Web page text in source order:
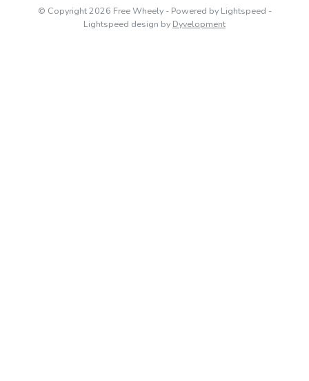
© Copyright 2026 Free Wheely- Powered by Lightspeed -
Lightspeed design by Dyvelopment